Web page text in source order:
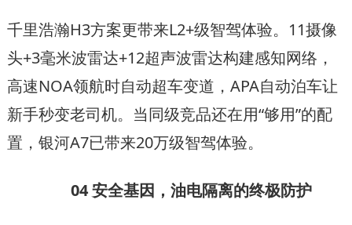
千里浩瀚H3方案更带来L2+级智驾体验。11摄像
头+3毫米波雷达+12超声波雷达构建感知网络，
高速NOA领航时自动超车变道，APA自动泊车让
新手秒变老司机。当同级竞品还在用“够用”的配
置，银河A7已带来20万级智驾体验。
04 安全基因，油电隔离的终极防护